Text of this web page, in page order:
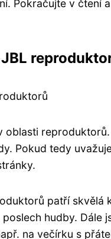
Pokračujte v čtení
oblasti
Pokud tedy
patří skvělá
hudby.
na večírku s